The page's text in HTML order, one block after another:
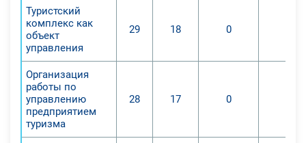
Туристский
комплекс как
объект
управления
29 18 0
Организация
работы по
управлению
предприятием
туризма
28 17 0